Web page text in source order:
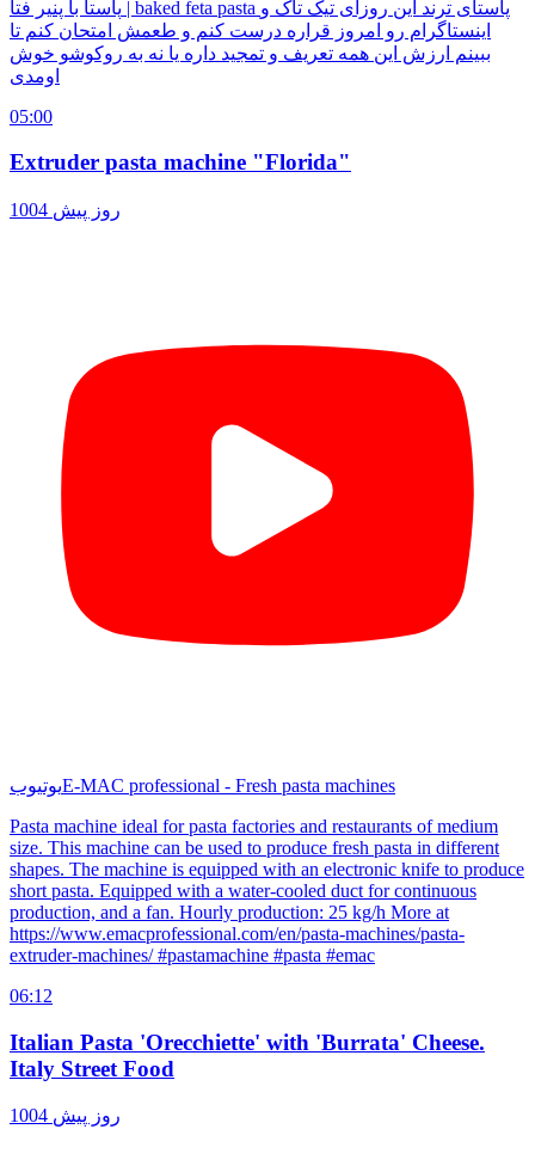
پاستا با پنیر فتا | baked feta pasta پاستای ترند این روزای تیک تاک و
اینستاگرام رو امروز قراره درست کنم و طعمش امتحان کنم تا
ببینم ارزش این همه تعریف و تمجید داره یا نه به روکوشو خوش
اومدی
05:00
Extruder pasta machine "Florida"
1004 روز پیش
یوتیوبE-MAC professional - Fresh pasta machines
Pasta machine ideal for pasta factories and restaurants of medium
size. This machine can be used to produce fresh pasta in different
shapes. The machine is equipped with an electronic knife to produce
short pasta. Equipped with a water-cooled duct for continuous
production, and a fan. Hourly production: 25 kg/h More at
https://www.emacprofessional.com/en/pasta-machines/pasta-
extruder-machines/ #pastamachine #pasta #emac
06:12
Italian Pasta 'Orecchiette' with 'Burrata' Cheese.
Italy Street Food
1004 روز پیش